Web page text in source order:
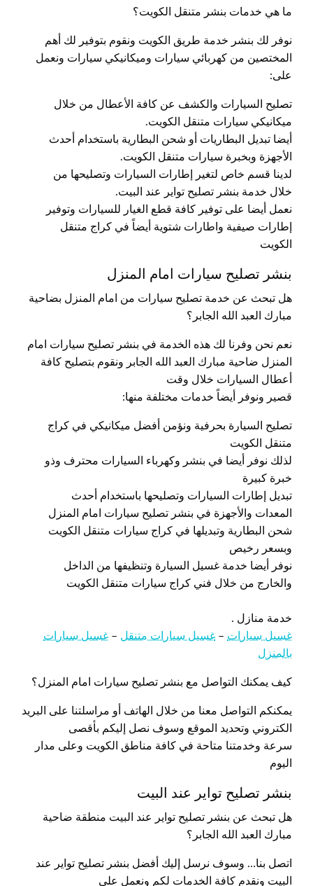
ما هي خدمات بنشر متنقل الكويت؟
نوفر لك بنشر خدمة طريق الكويت ونقوم بتوفير لك أهم
المختصين من كهربائي سيارات وميكانيكي سيارات ونعمل
على:
تصليح السيارات والكشف عن كافة الأعطال من خلال
ميكانيكي سيارات متنقل الكويت.
أيضا تبديل البطاريات أو شحن البطارية باستخدام أحدث
الأجهزة وبخبرة سيارات متنقل الكويت.
لدينا قسم خاص لتغير إطارات السيارات وتصليحها من
خلال خدمة بنشر تصليح تواير عند البيت.
نعمل أيضا على توفير كافة قطع الغيار للسيارات وتوفير
إطارات صيفية واطارات شتوية أيضاً في كراج متنقل
الكويت
بنشر تصليح سيارات امام المنزل
هل تبحث عن خدمة تصليح سيارات من امام المنزل بضاحية
مبارك العبد الله الجابر؟
نعم نحن وفرنا لك هذه الخدمة في بنشر تصليح سيارات امام
المنزل ضاحية مبارك العبد الله الجابر ونقوم بتصليح كافة
أعطال السيارات خلال وقت
قصير ونوفر أيضاً خدمات مختلفة منها:
تصليح السيارة بحرفية ونؤمن أفضل ميكانيكي في كراج
متنقل الكويت
لذلك نوفر أيضا في بنشر وكهرباء السيارات محترف وذو
خبرة كبيرة
تبديل إطارات السيارات وتصليحها باستخدام أحدث
المعدات والأجهزة في بنشر تصليح سيارات امام المنزل
شحن البطارية وتبديلها في كراج سيارات متنقل الكويت
وبسعر رخيص
نوفر أيضا خدمة غسيل السيارة وتنظيفها من الداخل
والخارج من خلال فني كراج سيارات متنقل الكويت
خدمة منازل .
غسيل سيارات – غسيل سيارات متنقل – غسيل سيارات
بالمنزل
كيف يمكنك التواصل مع بنشر تصليح سيارات امام المنزل؟
يمكنكم التواصل معنا من خلال الهاتف أو مراسلتنا على البريد
الكتروني وتحديد الموقع وسوف نصل إليكم بأقصى
سرعة وخدمتنا متاحة في كافة مناطق الكويت وعلى مدار
اليوم
بنشر تصليح تواير عند البيت
هل تبحث عن بنشر تصليح تواير عند البيت منطقة ضاحية
مبارك العبد الله الجابر؟
اتصل بنا… وسوف نرسل إليك أفضل بنشر تصليح تواير عند
البيت ونقدم كافة الخدمات لكم ونعمل على